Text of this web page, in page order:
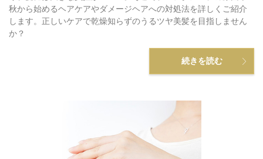
秋から始めるヘアケアやダメージヘアへの対処法を詳しくご紹介
します。正しいケアで乾燥知らずのうるツヤ美髪を目指しません
か？
続きを読む